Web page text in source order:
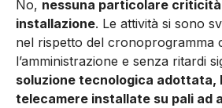
No, nessuna particolare
installazione. Le attività si sono
nel rispetto del cro­noprogramma
l’amministrazione e senza ri­tardi
soluzione tecnologica adottata,
telecamere installate su pali ad